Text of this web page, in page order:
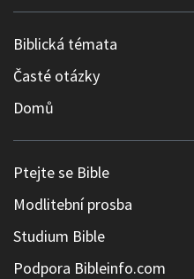
Biblická témata
Časté otázky
Domů
Ptejte se Bible
Modlitební prosba
Studium Bible
Podpora Bibleinfo.com